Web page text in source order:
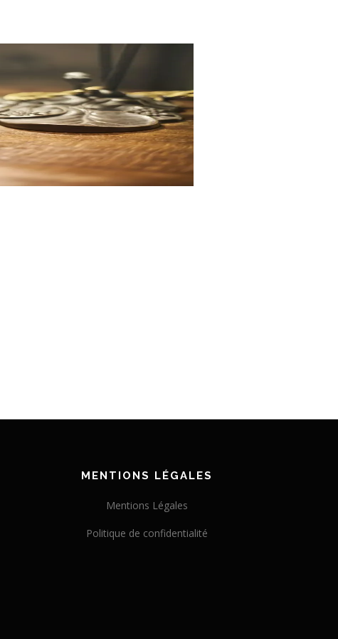
MENTIONS LÉGALES
Mentions Légales
Politique de confidentialité